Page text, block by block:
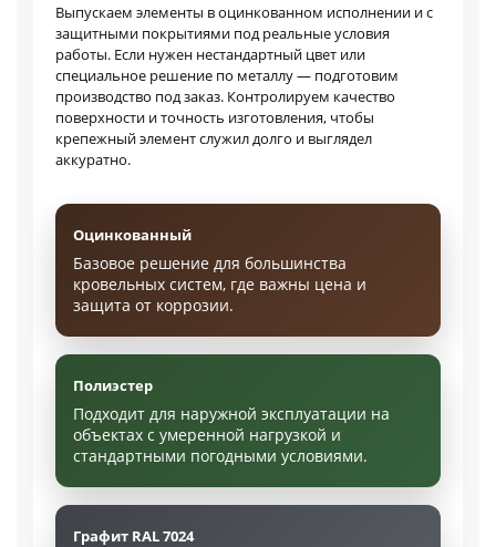
Выпускаем элементы в оцинкованном исполнении и с
защитными покрытиями под реальные условия
работы. Если нужен нестандартный цвет или
специальное решение по металлу — подготовим
производство под заказ. Контролируем качество
поверхности и точность изготовления, чтобы
крепежный элемент служил долго и выглядел
аккуратно.
Оцинкованный
Базовое решение для большинства
кровельных систем, где важны цена и
защита от коррозии.
Полиэстер
Подходит для наружной эксплуатации на
объектах с умеренной нагрузкой и
стандартными погодными условиями.
Графит RAL 7024